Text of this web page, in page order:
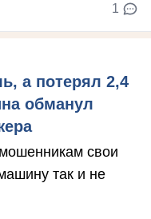
1
а потерял 2,4
обманул
свои
так и не